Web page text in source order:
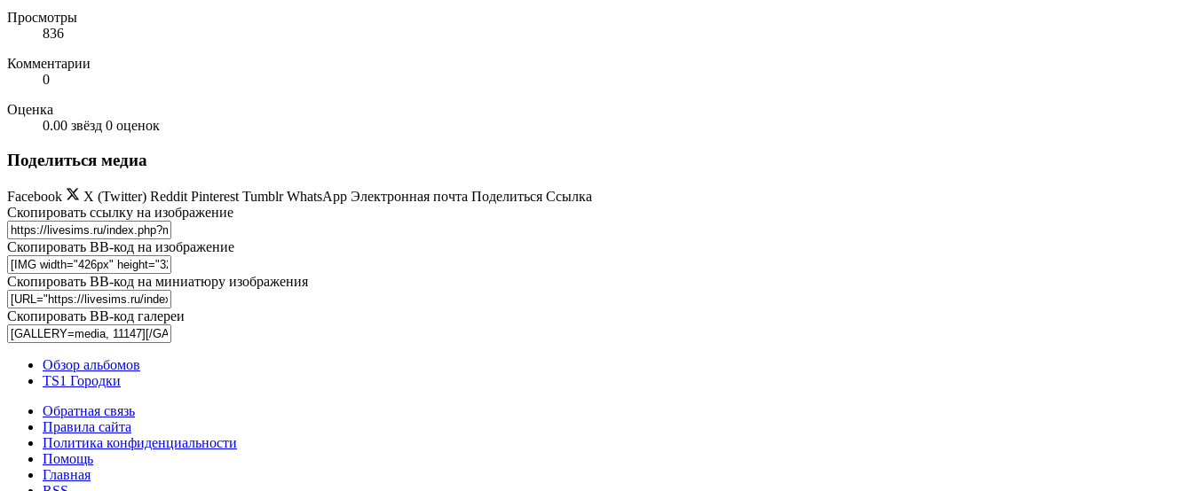
Просмотры
836
Комментарии
0
Оценка
0.00 звёзд 0 оценок
Поделиться медиа
Facebook X (Twitter) Reddit Pinterest Tumblr WhatsApp Электронная почта Поделиться Ссылка
Скопировать ссылку на изображение
Скопировать BB-код на изображение
Скопировать BB-код на миниатюру изображения
Скопировать BB-код галереи
Обзор альбомов
TS1 Городки
Обратная связь
Правила сайта
Политика конфиденциальности
Помощь
Главная